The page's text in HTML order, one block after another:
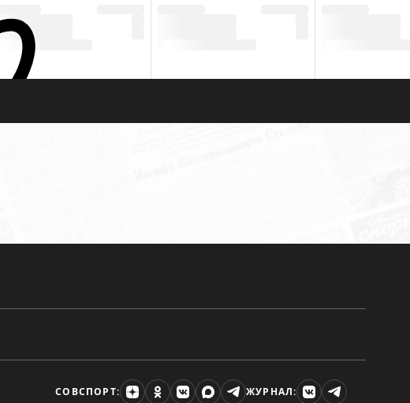
СОВСПОРТ: ЖУРНАЛ: